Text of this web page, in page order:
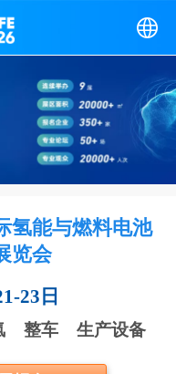
中文
English
氢能与燃料电池
览会
23日
整车 生产设备